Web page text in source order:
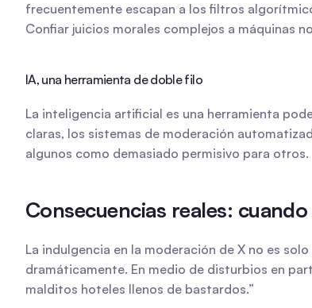
frecuentemente escapan a los filtros
Confiar juicios morales complejos a máquinas
IA, una herramienta de doble filo
La inteligencia artificial es una herramienta
claras, los sistemas de moderación
algunos como demasiado permisivo para otros.
Consecuencias reales:
La indulgencia en la moderación de X no es
dramáticamente. En medio de disturbios en
malditos hoteles llenos de bastardos.”